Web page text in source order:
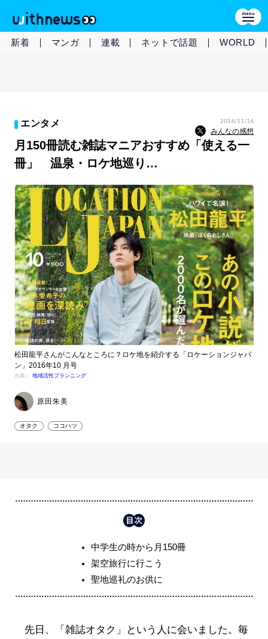
新着 マンガ 連載 ネットで話題 WORLD
エンタメ 2016/11/16
みんなの感想
月150冊読む雑誌マニアおすすめ「使える一
冊」 温泉・ロケ地巡り…
松田龍平さんがこんなところに？ロケ地を紹介する「ロケーションジャパ
ン」2016年10 月号
出典： 地域活性プランニング
原田朱美
オタク ココハツ
中学生の時から月150冊
架空旅行に行こう
聖地巡礼のお供に
先日、「雑誌オタク」という人に会いました。毎